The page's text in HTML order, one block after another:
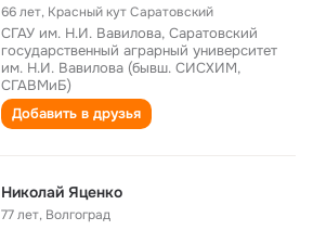
66 лет, Красный кут Саратовский
СГАУ им. Н.И. Вавилова, Саратовский
государственный аграрный университет
им. Н.И. Вавилова (бывш. СИСХИМ,
СГАВМиБ)
Добавить в друзья
Николай Яценко
77 лет, Волгоград